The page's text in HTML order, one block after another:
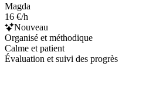
Magda
16 €/h
Nouveau
Organisé et méthodique
Calme et patient
Évaluation et suivi des progrès